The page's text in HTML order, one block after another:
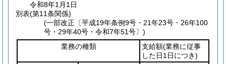
令和8年1月1日
別表(第11条関係)
(一部改正〔平成19年条例9号・21年23号・26年100
号・29年40号・令和7年51号〕)
業務の種類
支給額(業務に従事
した日1日につき)